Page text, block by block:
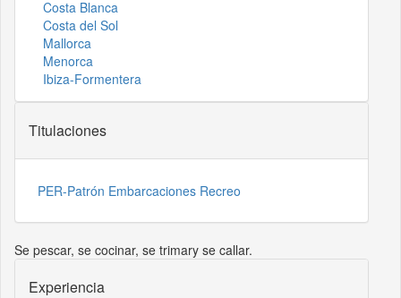
Costa Blanca
Costa del Sol
Mallorca
Menorca
Ibiza-Formentera
Titulaciones
PER-Patrón Embarcaciones Recreo
Se pescar, se cocinar, se trimary se callar.
Experiencia